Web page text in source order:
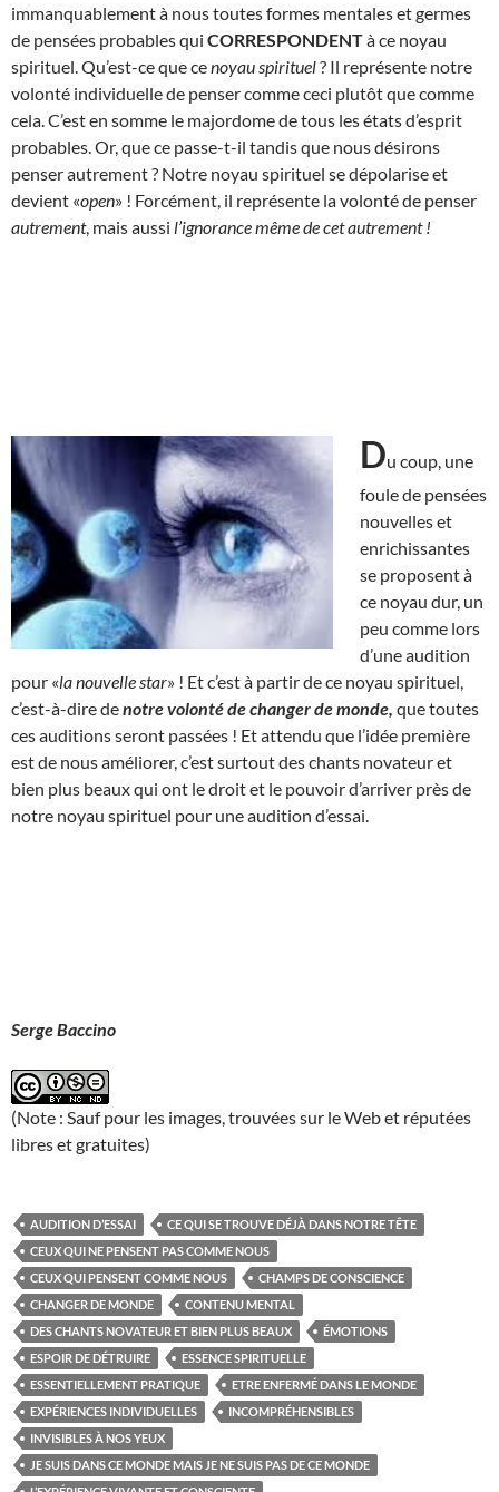
immanquablement à nous toutes formes mentales et germes
de pensées probables qui CORRESPONDENTà ce noyau
spirituel. Qu’est-ce que cenoyau spirituel? Il représente notre
volonté individuelle de penser comme ceci plutôt que comme
cela. C’est en somme le majordome de tous les états d’esprit
probables. Or, que ce passe-t-il tandis que nous désirons
penser autrement ? Notre noyau spirituel se dépolarise et
devient «open» ! Forcément, il représente la volonté de penser
autrement, mais aussi l’ignorance même de cet autrement !
Du coup, une
foule de pensées
nouvelles et
enrichissantes
se proposent à
ce noyau dur, un
peu comme lors
d’une audition
pour «la nouvelle star» ! Et c’est à partir de ce noyau spirituel,
c’est-à-dire denotre volonté de changer de monde, que toutes
ces auditions seront passées ! Et attendu que l’idée première
est de nous améliorer, c’est surtout des chants novateur et
bien plus beaux qui ont le droit et le pouvoir d’arriver près de
notre noyau spirituel pour une audition d’essai.
Serge Baccino
(Note : Sauf pour les images, trouvées sur le Web et réputées
libres et gratuites)
AUDITION D’ESSAI
CE QUI SE TROUVE DÉJÀ DANS NOTRE TÊTE
CEUX QUI NE PENSENT PAS COMME NOUS
CEUX QUI PENSENT COMME NOUS
CHAMPS DE CONSCIENCE
CHANGER DE MONDE
CONTENU MENTAL
DES CHANTS NOVATEUR ET BIEN PLUS BEAUX
ÉMOTIONS
ESPOIR DE DÉTRUIRE
ESSENCE SPIRITUELLE
ESSENTIELLEMENT PRATIQUE
ETRE ENFERMÉ DANS LE MONDE
EXPÉRIENCES INDIVIDUELLES
INCOMPRÉHENSIBLES
INVISIBLES À NOS YEUX
JE SUIS DANS CE MONDE MAIS JE NE SUIS PAS DE CE MONDE